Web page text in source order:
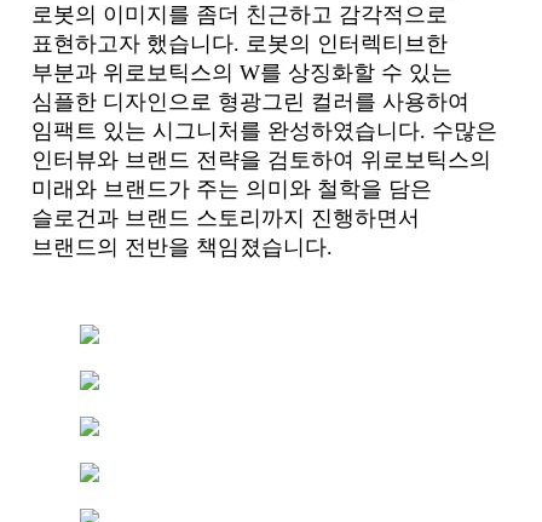
로봇의 이미지를 좀더 친근하고 감각적으로
표현하고자 했습니다. 로봇의 인터렉티브한
부분과 위로보틱스의 W를 상징화할 수 있는
심플한 디자인으로 형광그린 컬러를 사용하여
임팩트 있는 시그니처를 완성하였습니다. 수많은
인터뷰와 브랜드 전략을 검토하여 위로보틱스의
미래와 브랜드가 주는 의미와 철학을 담은
슬로건과 브랜드 스토리까지 진행하면서
브랜드의 전반을 책임졌습니다.